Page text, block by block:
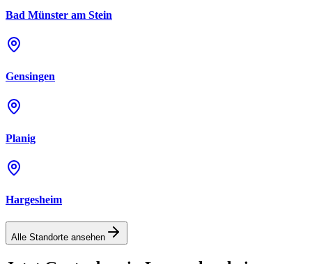
Bad Münster am Stein
Gensingen
Planig
Hargesheim
Alle Standorte ansehen